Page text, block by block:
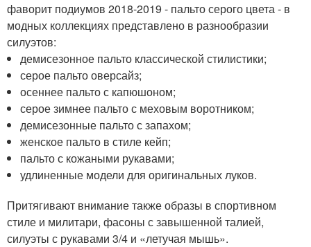
фаворит подиумов 2018-2019 - пальто серого цвета - в
модных коллекциях представлено в разнообразии
силуэтов:
демисезонное пальто классической стилистики;
серое пальто оверсайз;
осеннее пальто с капюшоном;
серое зимнее пальто с меховым воротником;
демисезонные пальто с запахом;
женское пальто в стиле кейп;
пальто с кожаными рукавами;
удлиненные модели для оригинальных луков.
Притягивают внимание также образы в спортивном
стиле и милитари, фасоны с завышенной талией,
силуэты с рукавами 3/4 и «летучая мышь».